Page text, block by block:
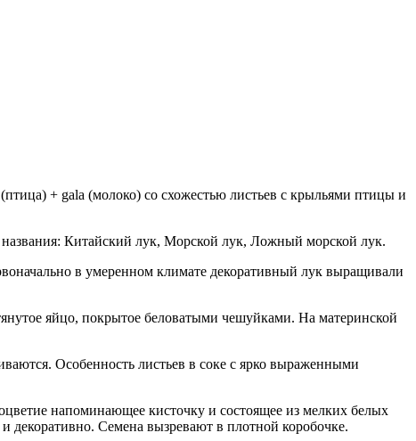
+ gala (молоко) со схожестью листьев с крыльями птицы и
Китайский лук, Морской лук, Ложный морской лук.
в умеренном климате декоративный лук выращивали
яйцо, покрытое беловатыми чешуйками. На материнской
Особенность листьев в соке с ярко выраженными
напоминающее кисточку и состоящее из мелких белых
декоративно. Семена вызревают в плотной коробочке.